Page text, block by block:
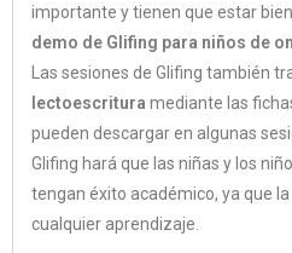
importante y tienen que estar
demo de Glifing para niños de
Las sesiones de Glifing también
lectoescritura mediante las
pueden descargar en algunas
Glifing hará que las niñas y los
tengan éxito académico, ya que
cualquier aprendizaje.